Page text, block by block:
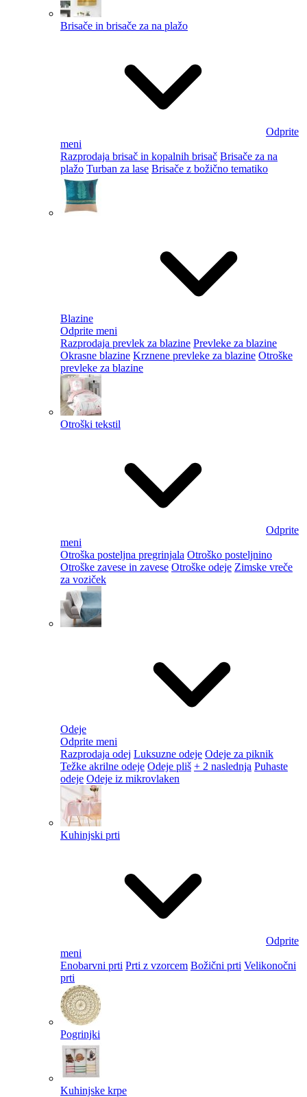
Brisače in brisače za na plažo
Odprite
meni
Razprodaja brisač in kopalnih brisač Brisače za na
plažo Turban za lase Brisače z božično tematiko
Blazine
Odprite meni
Razprodaja prevlek za blazine Prevleke za blazine
Okrasne blazine Krznene prevleke za blazine Otroške
prevleke za blazine
Otroški tekstil
Odprite
meni
Otroška posteljna pregrinjala Otroško posteljnino
Otroške zavese in zavese Otroške odeje Zimske vreče
za voziček
Odeje
Odprite meni
Razprodaja odej Luksuzne odeje Odeje za piknik
Težke akrilne odeje Odeje pliš + 2 naslednja Puhaste
odeje Odeje iz mikrovlaken
Kuhinjski prti
Odprite
meni
Enobarvni prti Prti z vzorcem Božični prti Velikonočni
prti​
Pogrinjki
Kuhinjske krpe